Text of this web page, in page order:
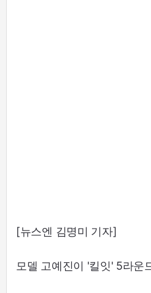
[뉴스엔 김명미 기자]
모델 고예진이 '킬잇' 5라운